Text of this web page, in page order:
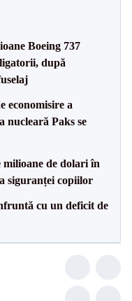
Boeing 737
după
economisire a
nucleară Paks se
milioane de dolari în
siguranței copiilor
cu un deficit de